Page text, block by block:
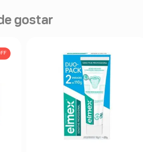
gostar